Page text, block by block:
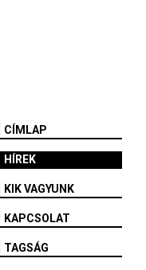
CÍMLAP
HÍREK
KIK VAGYUNK
KAPCSOLAT
TAGSÁG